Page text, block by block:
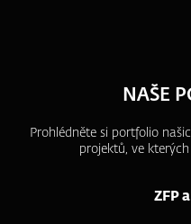
NAŠE
Prohlédněte si portfolio
projektů, ve
ZFP